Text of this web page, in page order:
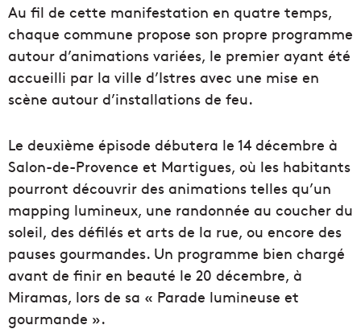
Au fil de cette manifestation en quatre temps,
chaque commune propose son propre programme
autour d’animations variées, le premier ayant été
accueilli par la ville d’Istres avec une mise en
scène autour d’installations de feu.
Le deuxième épisode débutera le 14 décembre à
Salon-de-Provence et Martigues, où les habitants
pourront découvrir des animations telles qu’un
mapping lumineux, une randonnée au coucher du
soleil, des défilés et arts de la rue, ou encore des
pauses gourmandes. Un programme bien chargé
avant de finir en beauté le 20 décembre, à
Miramas, lors de sa « Parade lumineuse et
gourmande ».